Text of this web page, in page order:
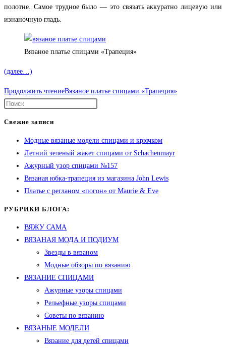
полотне. Самое трудное было — это связать аккуратно лицевую или
изнаночную гладь.
Вязаное платье спицами «Трапеция»
(далее…)
Продолжить чтениеВязаное платье спицами «Трапеция»
Свежие записи
Модные вязаные модели спицами и крючком
Летний зеленый жакет спицами от Schachenmayr
Ажурный узор спицами №157
Вязаная юбка-трапеция из магазина John Lewis
Платье с регланом «погон» от Maurie & Eve
РУБРИКИ БЛОГА:
ВЯЖУ САМА
ВЯЗАНАЯ МОДА И ПОДИУМ
Звезды в вязаном
Модные обзоры по вязанию
ВЯЗАНИЕ СПИЦАМИ
Ажурные узоры спицами
Рельефные узоры спицами
Советы по вязанию
ВЯЗАНЫЕ МОДЕЛИ
Вязание для детей спицами